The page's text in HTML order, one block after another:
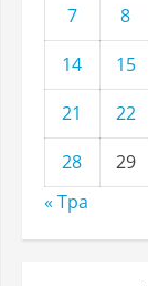
7
8
14
15
21
22
28
29
« Тра